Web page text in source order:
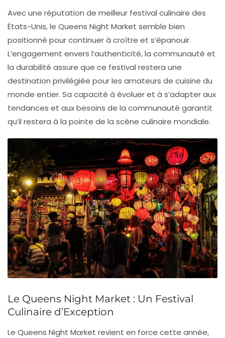
Avec une réputation de meilleur festival culinaire des
États-Unis, le Queens Night Market semble bien
positionné pour continuer à croître et s’épanouir.
L’engagement envers l’authenticité, la communauté et
la durabilité assure que ce festival restera une
destination privilégiée pour les amateurs de cuisine du
monde entier. Sa capacité à évoluer et à s’adapter aux
tendances et aux besoins de la communauté garantit
qu’il restera à la pointe de la scène culinaire mondiale.
Le Queens Night Market : Un Festival
Culinaire d’Exception
Le Queens Night Market revient en force cette année,